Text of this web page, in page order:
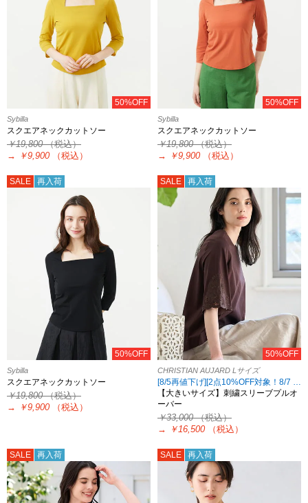
50%OFF
Sybilla
スクエアネックカットソー
￥19,800（税込）
→
￥9,900 （税込）
50%OFF
Sybilla
スクエアネックカットソー
￥19,800（税込）
→
￥9,900 （税込）
SALE 再入荷
50%OFF
Sybilla
スクエアネックカットソー
￥19,800（税込）
→
￥9,900 （税込）
SALE 再入荷
50%OFF
CHRISTIAN AUJARD Lサイズ
[8/5再値下げ][2点10%OFF対象！8/7 8:59まで CHRISTIAN AUJARD Lサイズ限定]
【大きいサイズ】刺繍スリーブプルオ
ーバー
￥33,000（税込）
→
￥16,500 （税込）
SALE 再入荷 SALE 再入荷